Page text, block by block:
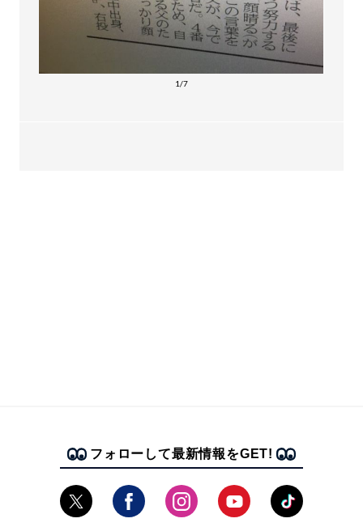
1/7
フォローして最新情報をGET!